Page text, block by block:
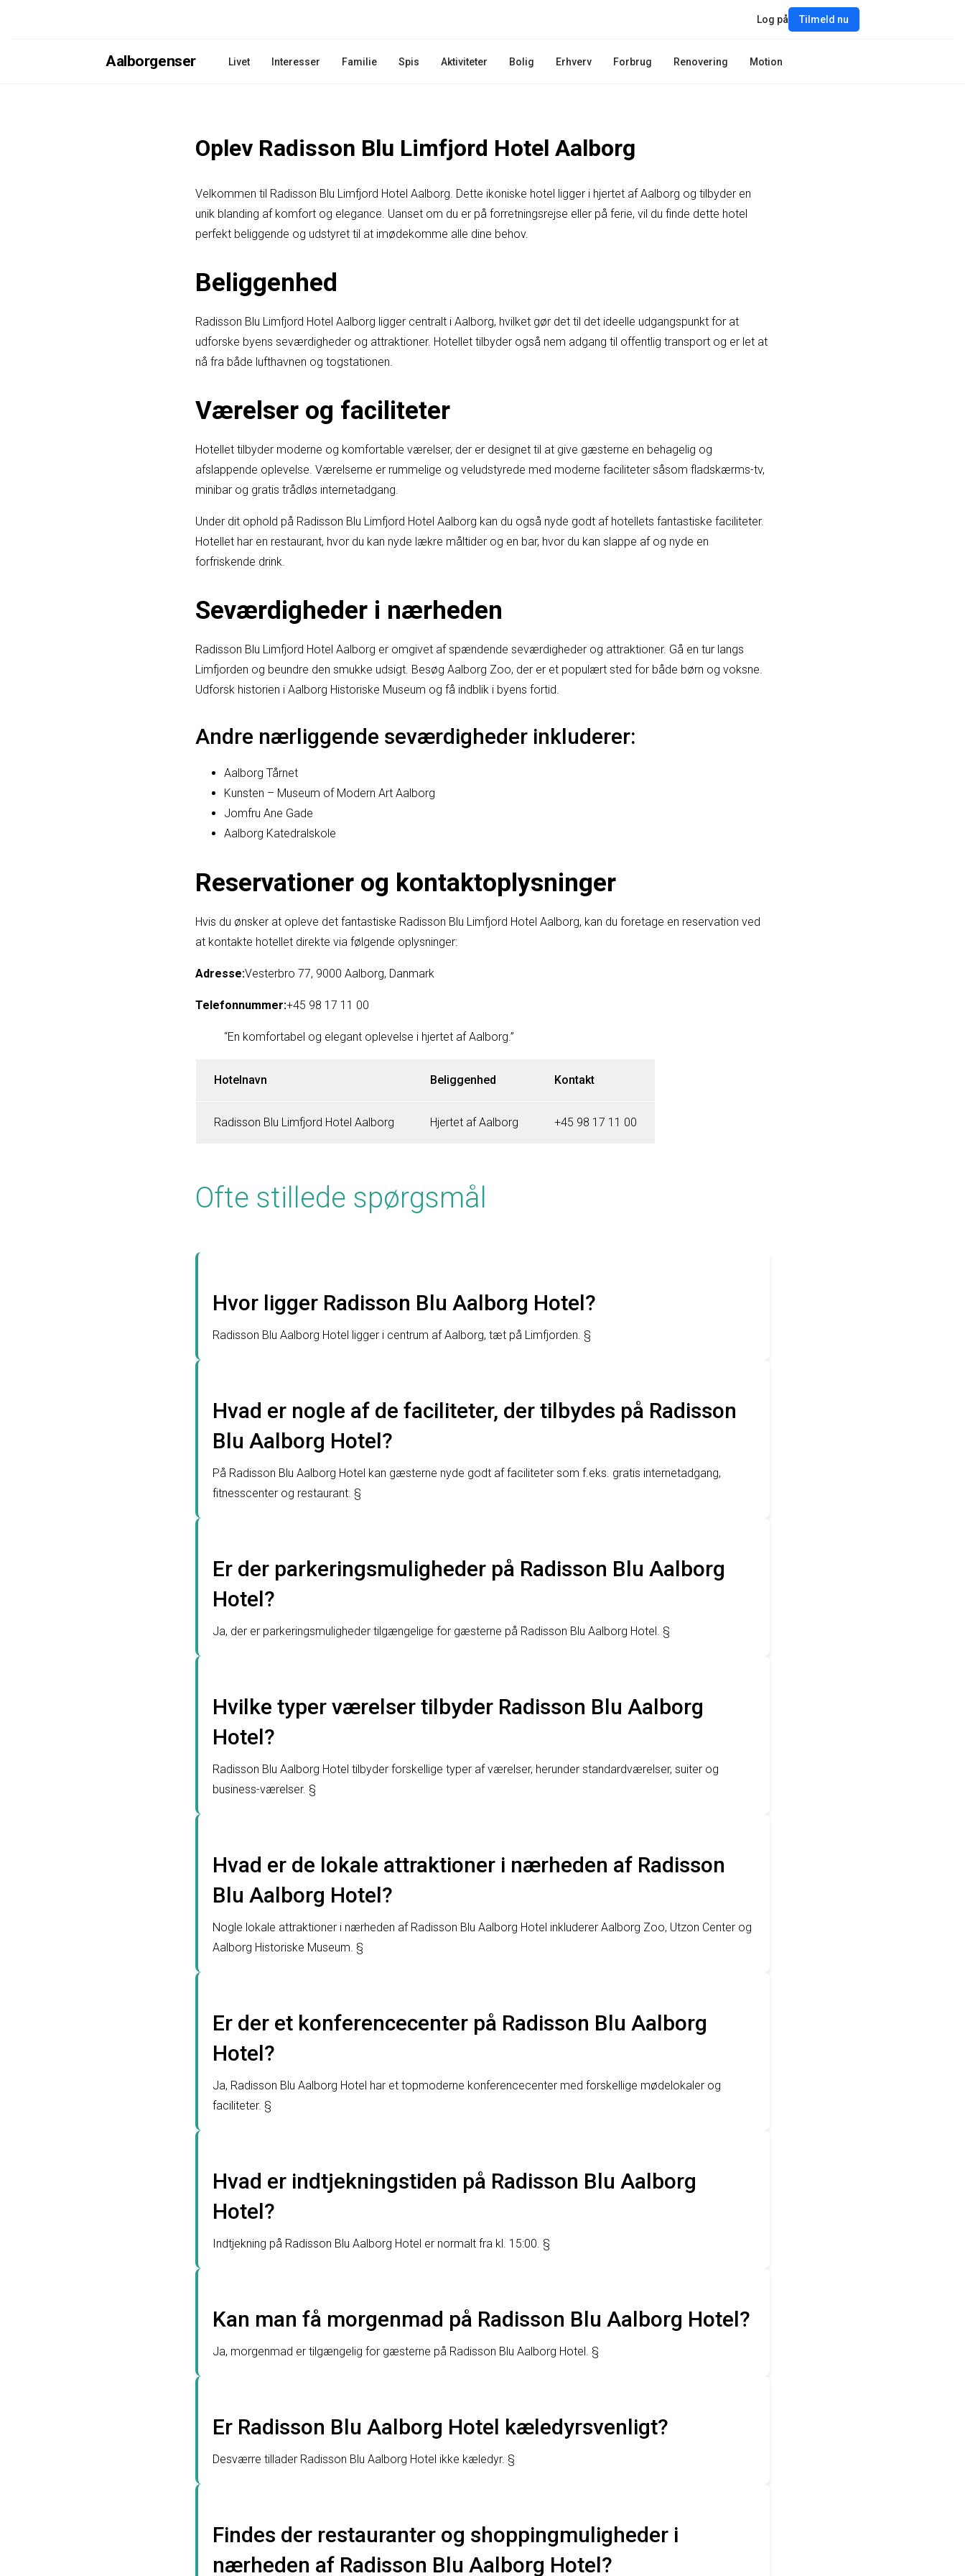
Aalborgenser Livet Interesser Familie Spis Aktiviteter Bolig Erhverv Forbrug Renovering Motion
Log på Tilmeld nu
Oplev Radisson Blu Limfjord Hotel Aalborg
Velkommen til Radisson Blu Limfjord Hotel Aalborg. Dette ikoniske hotel ligger i hjertet af Aalborg og tilbyder en
unik blanding af komfort og elegance. Uanset om du er på forretningsrejse eller på ferie, vil du finde dette hotel
perfekt beliggende og udstyret til at imødekomme alle dine behov.
Beliggenhed
Radisson Blu Limfjord Hotel Aalborg ligger centralt i Aalborg, hvilket gør det til det ideelle udgangspunkt for at
udforske byens seværdigheder og attraktioner. Hotellet tilbyder også nem adgang til offentlig transport og er let at
nå fra både lufthavnen og togstationen.
Værelser og faciliteter
Hotellet tilbyder moderne og komfortable værelser, der er designet til at give gæsterne en behagelig og
afslappende oplevelse. Værelserne er rummelige og veludstyrede med moderne faciliteter såsom fladskærms-tv,
minibar og gratis trådløs internetadgang.
Under dit ophold på Radisson Blu Limfjord Hotel Aalborg kan du også nyde godt af hotellets fantastiske faciliteter.
Hotellet har en restaurant, hvor du kan nyde lækre måltider og en bar, hvor du kan slappe af og nyde en
forfriskende drink.
Seværdigheder i nærheden
Radisson Blu Limfjord Hotel Aalborg er omgivet af spændende seværdigheder og attraktioner. Gå en tur langs
Limfjorden og beundre den smukke udsigt. Besøg Aalborg Zoo, der er et populært sted for både børn og voksne.
Udforsk historien i Aalborg Historiske Museum og få indblik i byens fortid.
Andre nærliggende seværdigheder inkluderer:
Aalborg Tårnet
Kunsten – Museum of Modern Art Aalborg
Jomfru Ane Gade
Aalborg Katedralskole
Reservationer og kontaktoplysninger
Hvis du ønsker at opleve det fantastiske Radisson Blu Limfjord Hotel Aalborg, kan du foretage en reservation ved
at kontakte hotellet direkte via følgende oplysninger:
Adresse:Vesterbro 77, 9000 Aalborg, Danmark
Telefonnummer:+45 98 17 11 00
“En komfortabel og elegant oplevelse i hjertet af Aalborg.”
Hotelnavn Beliggenhed Kontakt
Radisson Blu Limfjord Hotel Aalborg Hjertet af Aalborg +45 98 17 11 00
Ofte stillede spørgsmål
Hvor ligger Radisson Blu Aalborg Hotel?
Radisson Blu Aalborg Hotel ligger i centrum af Aalborg, tæt på Limfjorden. §
Hvad er nogle af de faciliteter, der tilbydes på Radisson
Blu Aalborg Hotel?
På Radisson Blu Aalborg Hotel kan gæsterne nyde godt af faciliteter som f.eks. gratis internetadgang,
fitnesscenter og restaurant. §
Er der parkeringsmuligheder på Radisson Blu Aalborg
Hotel?
Ja, der er parkeringsmuligheder tilgængelige for gæsterne på Radisson Blu Aalborg Hotel. §
Hvilke typer værelser tilbyder Radisson Blu Aalborg
Hotel?
Radisson Blu Aalborg Hotel tilbyder forskellige typer af værelser, herunder standardværelser, suiter og
business-værelser. §
Hvad er de lokale attraktioner i nærheden af Radisson
Blu Aalborg Hotel?
Nogle lokale attraktioner i nærheden af Radisson Blu Aalborg Hotel inkluderer Aalborg Zoo, Utzon Center og
Aalborg Historiske Museum. §
Er der et konferencecenter på Radisson Blu Aalborg
Hotel?
Ja, Radisson Blu Aalborg Hotel har et topmoderne konferencecenter med forskellige mødelokaler og
faciliteter. §
Hvad er indtjekningstiden på Radisson Blu Aalborg
Hotel?
Indtjekning på Radisson Blu Aalborg Hotel er normalt fra kl. 15:00. §
Kan man få morgenmad på Radisson Blu Aalborg Hotel?
Ja, morgenmad er tilgængelig for gæsterne på Radisson Blu Aalborg Hotel. §
Er Radisson Blu Aalborg Hotel kæledyrsvenligt?
Desværre tillader Radisson Blu Aalborg Hotel ikke kæledyr. §
Findes der restauranter og shoppingmuligheder i
nærheden af Radisson Blu Aalborg Hotel?